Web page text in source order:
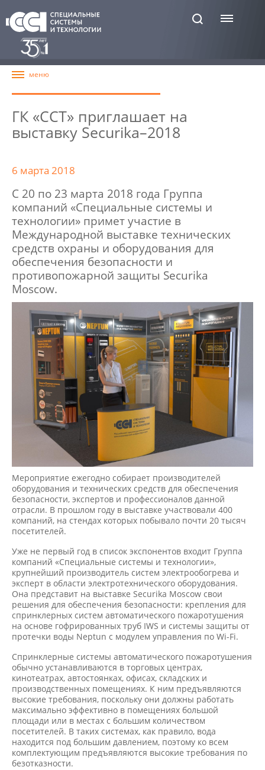
ГК «ССТ» приглашает на
выставку Securika–2018
6 марта 2018
С 20 по 23 марта 2018 года Группа
компаний «Специальные системы и
технологии» примет участие в
Международной выставке технических
средств охраны и оборудования для
обеспечения безопасности и
противопожарной защиты Securika
Moscow.
Мероприятие ежегодно собирает производителей
оборудования и технических средств для обеспечения
безопасности, экспертов и профессионалов данной
отрасли. В прошлом году в выставке участвовали 400
компаний, на стендах которых побывало почти 20 тысяч
посетителей.
Уже не первый год в список экспонентов входит Группа
компаний «Специальные системы и технологии»,
крупнейший производитель систем электрообогрева и
эксперт в области электротехнического оборудования.
Она представит на выставке Securika Moscow свои
решения для обеспечения безопасности: крепления для
спринклерных систем автоматического пожаротушения
на основе гофрированных труб IWS и системы защиты от
протечки воды Neptun с модулем управления по Wi-Fi.
Спринклерные системы автоматического пожаротушения
обычно устанавливаются в торговых центрах,
кинотеатрах, автостоянках, офисах, складских и
производственных помещениях. К ним предъявляются
высокие требования, поскольку они должны работать
максимально эффективно в помещениях большой
площади или в местах с большим количеством
посетителей. В таких системах, как правило, вода
находится под большим давлением, поэтому ко всем
комплектующим предъявляются высокие требования по
безотказности.